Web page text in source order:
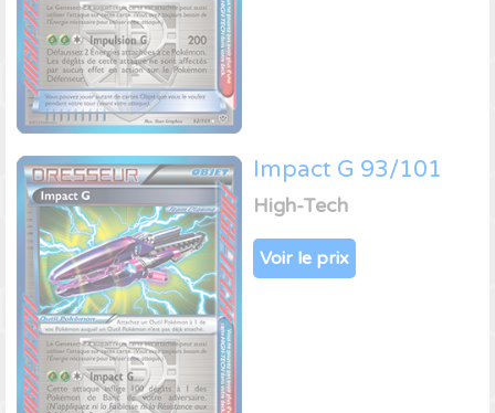
Impact G 93/101
High-Tech
Voir le prix